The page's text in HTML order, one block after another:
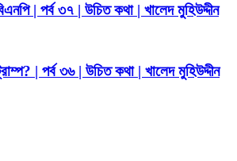
| পর্ব ৩৭ | উচিত কথা | খালেদ মুহিউদ্দীন
| পর্ব ৩৬ | উচিত কথা | খালেদ মুহিউদ্দীন